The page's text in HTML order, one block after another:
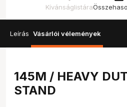
Kívánságlistára
Leírás Vásárlói vélemények
145M / HEAVY
STAND